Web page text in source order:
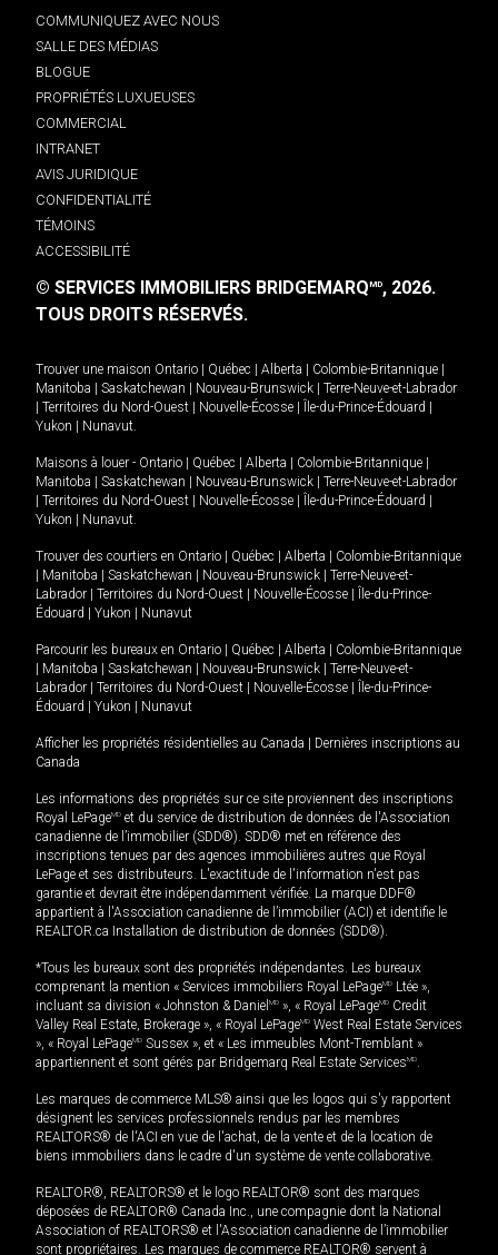
COMMUNIQUEZ AVEC NOUS
SALLE DES MÉDIAS
BLOGUE
PROPRIÉTÉS LUXUEUSES
COMMERCIAL
INTRANET
AVIS JURIDIQUE
CONFIDENTIALITÉ
TÉMOINS
ACCESSIBILITÉ
© SERVICES IMMOBILIERS BRIDGEMARQMD, 2026.
TOUS DROITS RÉSERVÉS.
Trouver une maison Ontario Québec Alberta Colombie-Britannique
Manitoba
Saskatchewan Nouveau-Brunswick
Terre-Neuve-et-Labrador
Territoires du Nord-Ouest Nouvelle-Écosse Île-du-Prince-Édouard
Yukon
Nunavut.
Maisons à louer - Ontario Québec Alberta Colombie-Britannique
Manitoba
Saskatchewan Nouveau-Brunswick
Terre-Neuve-et-Labrador
Territoires du Nord-Ouest Nouvelle-Écosse Île-du-Prince-Édouard
Yukon
Nunavut.
Trouver des courtiers en Ontario Québec Alberta
Colombie-Britannique
Manitoba Saskatchewan Nouveau-Brunswick
Terre-Neuve-et-
Labrador
Territoires du Nord-Ouest Nouvelle-Écosse
Île-du-Prince-
Édouard
Yukon Nunavut
Parcourir les bureaux en Ontario Québec Alberta
Colombie-Britannique
Manitoba Saskatchewan Nouveau-Brunswick
Terre-Neuve-et-
Labrador
Territoires du Nord-Ouest Nouvelle-Écosse
Île-du-Prince-
Édouard
Yukon Nunavut
Afficher les propriétés résidentielles au Canada
Dernières inscriptions au
Canada
Les informations des propriétés sur ce site proviennent des inscriptions
Royal LePageMD et du service de distribution de données de l'Association
canadienne de l’immobilier (SDD®). SDD® met en référence des
inscriptions tenues par des agences immobilières autres que Royal
LePage et ses distributeurs. L'exactitude de l'information n'est pas
garantie et devrait être indépendamment vérifiée. La marque DDF®
appartient à l'Association canadienne de l’immobilier (ACI) et identifie le
REALTOR.ca Installation de distribution de données (SDD®).
*Tous les bureaux sont des propriétés indépendantes. Les bureaux
comprenant la mention « Services immobiliers Royal LePageMD Ltée »,
incluant sa division « Johnston & Daniel MD », « Royal LePageMD Credit
Valley Real Estate, Brokerage », « Royal LePageMD West Real Estate Services
», « Royal LePageMD Sussex », et « Les immeubles Mont-Tremblant »
appartiennent et sont gérés par Bridgemarq Real Estate ServicesMD.
Les marques de commerce MLS® ainsi que les logos qui s'y rapportent
désignent les services professionnels rendus par les membres
REALTORS® de l'ACI en vue de l'achat, de la vente et de la location de
biens immobiliers dans le cadre d'un système de vente collaborative.
REALTOR®, REALTORS® et le logo REALTOR® sont des marques
déposées de REALTOR® Canada Inc., une compagnie dont la National
Association of REALTORS® et l'Association canadienne de l’immobilier
sont propriétaires. Les marques de commerce REALTOR® servent à